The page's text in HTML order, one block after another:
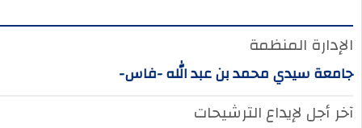
الإدارة المنظمة
جامعة سيدي محمد بن عبد الله -فاس-
آخر أجل لإيداع الترشيحات